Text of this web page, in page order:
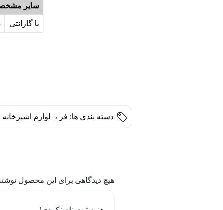
سایر
با گارانتی
دسته بندی ها: فر ، لوازم اشپزخانه
هیچ دیدگاهی برای این محصول